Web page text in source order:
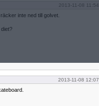
2013-11-08 11:54
inte ned till golvet.
2013-11-08 12:07